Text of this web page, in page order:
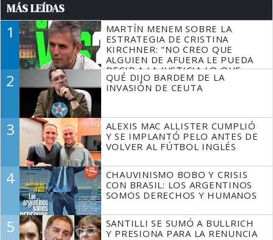
MÁS LEÍDAS
1
MARTÍN MENEM SOBRE LA
ESTRATEGIA DE CRISTINA
KIRCHNER: "NO CREO QUE
ALGUIEN DE AFUERA LE PUEDA
DECIR A LA JUSTICIA LO QUE
TIENE QUE HACER"
2
QUÉ DIJO BARDEM DE LA
INVASIÓN DE CEUTA
3
ALEXIS MAC ALLISTER CUMPLIÓ
Y SE IMPLANTÓ PELO ANTES DE
VOLVER AL FÚTBOL INGLÉS
4
CHAUVINISMO BOBO Y CRISIS
CON BRASIL: LOS ARGENTINOS
SOMOS DERECHOS Y HUMANOS
5
SANTILLI SE SUMÓ A BULLRICH
Y PRESIONA PARA LA RENUNCIA